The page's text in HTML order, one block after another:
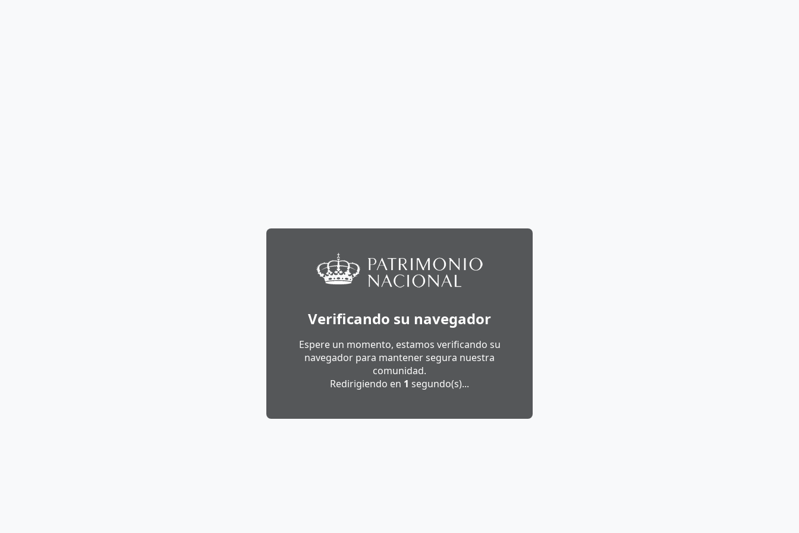
Verificando su navegador
Espere un momento, estamos verificando su
navegador para mantener segura nuestra
comunidad.
Redirigiendo en 1 segundo(s)...